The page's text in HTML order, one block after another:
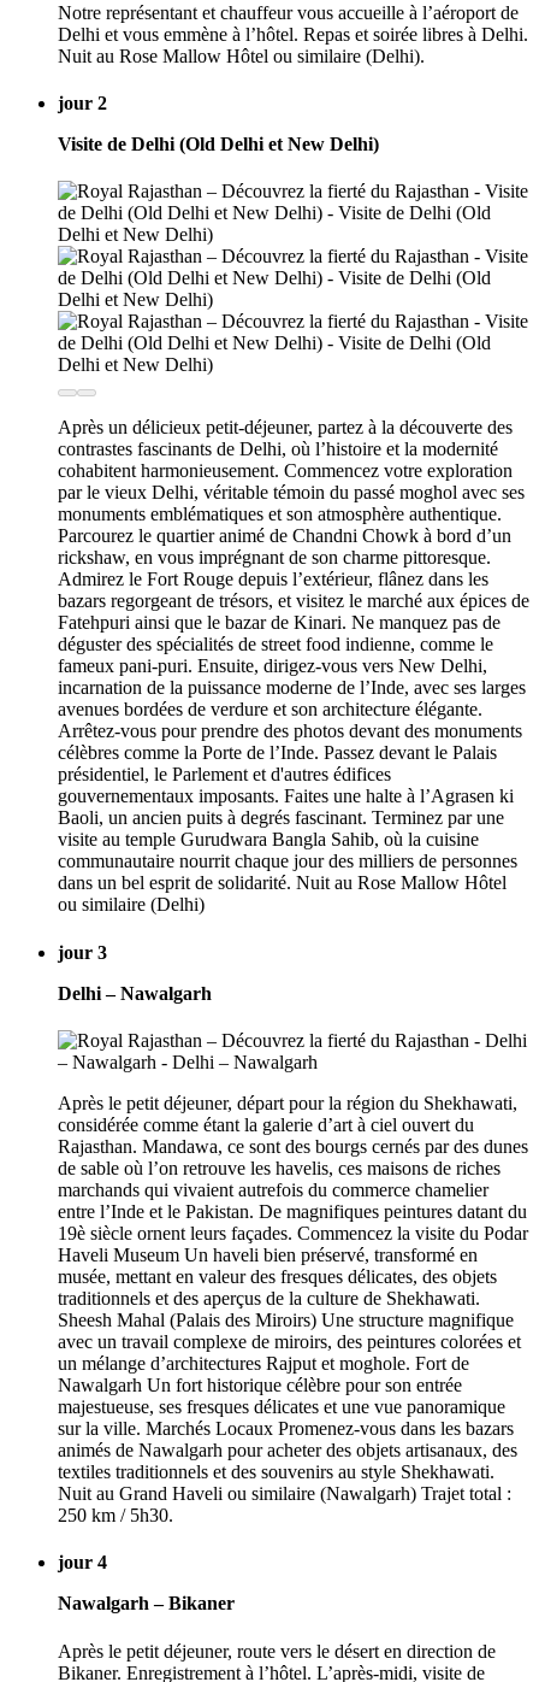
Notre représentant et chauffeur vous accueille à l’aéroport de
Delhi et vous emmène à l’hôtel. Repas et soirée libres à Delhi.
Nuit au Rose Mallow Hôtel ou similaire (Delhi).
jour 2
Visite de Delhi (Old Delhi et New Delhi)
Après un délicieux petit-déjeuner, partez à la découverte des
contrastes fascinants de Delhi, où l’histoire et la modernité
cohabitent harmonieusement. Commencez votre exploration
par le vieux Delhi, véritable témoin du passé moghol avec ses
monuments emblématiques et son atmosphère authentique.
Parcourez le quartier animé de Chandni Chowk à bord d’un
rickshaw, en vous imprégnant de son charme pittoresque.
Admirez le Fort Rouge depuis l’extérieur, flânez dans les
bazars regorgeant de trésors, et visitez le marché aux épices de
Fatehpuri ainsi que le bazar de Kinari. Ne manquez pas de
déguster des spécialités de street food indienne, comme le
fameux pani-puri. Ensuite, dirigez-vous vers New Delhi,
incarnation de la puissance moderne de l’Inde, avec ses larges
avenues bordées de verdure et son architecture élégante.
Arrêtez-vous pour prendre des photos devant des monuments
célèbres comme la Porte de l’Inde. Passez devant le Palais
présidentiel, le Parlement et d'autres édifices
gouvernementaux imposants. Faites une halte à l’Agrasen ki
Baoli, un ancien puits à degrés fascinant. Terminez par une
visite au temple Gurudwara Bangla Sahib, où la cuisine
communautaire nourrit chaque jour des milliers de personnes
dans un bel esprit de solidarité. Nuit au Rose Mallow Hôtel
ou similaire (Delhi)
jour 3
Delhi – Nawalgarh
Après le petit déjeuner, départ pour la région du Shekhawati,
considérée comme étant la galerie d’art à ciel ouvert du
Rajasthan. Mandawa, ce sont des bourgs cernés par des dunes
de sable où l’on retrouve les havelis, ces maisons de riches
marchands qui vivaient autrefois du commerce chamelier
entre l’Inde et le Pakistan. De magnifiques peintures datant du
19è siècle ornent leurs façades. Commencez la visite du Podar
Haveli Museum Un haveli bien préservé, transformé en
musée, mettant en valeur des fresques délicates, des objets
traditionnels et des aperçus de la culture de Shekhawati.
Sheesh Mahal (Palais des Miroirs) Une structure magnifique
avec un travail complexe de miroirs, des peintures colorées et
un mélange d’architectures Rajput et moghole. Fort de
Nawalgarh Un fort historique célèbre pour son entrée
majestueuse, ses fresques délicates et une vue panoramique
sur la ville. Marchés Locaux Promenez-vous dans les bazars
animés de Nawalgarh pour acheter des objets artisanaux, des
textiles traditionnels et des souvenirs au style Shekhawati.
Nuit au Grand Haveli ou similaire (Nawalgarh) Trajet total :
250 km / 5h30.
jour 4
Nawalgarh – Bikaner
Après le petit déjeuner, route vers le désert en direction de
Bikaner. Enregistrement à l’hôtel. L’après-midi, visite de